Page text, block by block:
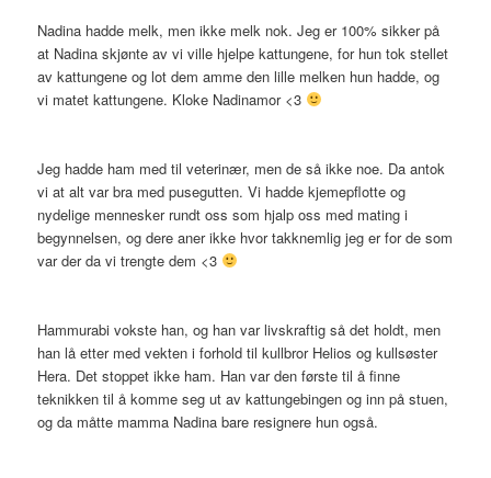
Nadina hadde melk, men ikke melk nok. Jeg er 100% sikker på
at Nadina skjønte av vi ville hjelpe kattungene, for hun tok stellet
av kattungene og lot dem amme den lille melken hun hadde, og
vi matet kattungene. Kloke Nadinamor <3
Jeg hadde ham med til veterinær, men de så ikke noe. Da antok
vi at alt var bra med pusegutten. Vi hadde kjemepflotte og
nydelige mennesker rundt oss som hjalp oss med mating i
begynnelsen, og dere aner ikke hvor takknemlig jeg er for de som
var der da vi trengte dem <3
Hammurabi vokste han, og han var livskraftig så det holdt, men
han lå etter med vekten i forhold til kullbror Helios og kullsøster
Hera. Det stoppet ikke ham. Han var den første til å finne
teknikken til å komme seg ut av kattungebingen og inn på stuen,
og da måtte mamma Nadina bare resignere hun også.